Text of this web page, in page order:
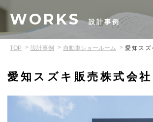
WORKS 設計事例
TOP 設計事例 自動車ショールーム 愛知ス
愛知スズキ販売株式会